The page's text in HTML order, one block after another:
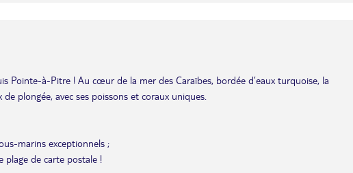
Pointe-à-Pitre ! Au cœur de la mer des Caraïbes, bordée d’eaux turquoise, la
plongée, avec ses poissons et coraux uniques.
marins exceptionnels ;
plage de carte postale !